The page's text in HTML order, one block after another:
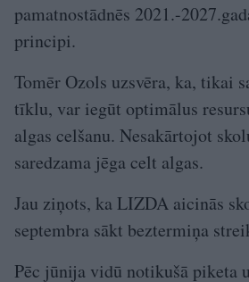
pamatnostādnēs 2021.-
principi.
Tomēr Ozols uzsvēra, ka, tikai
tīklu, var iegūt optimālus
algas celšanu. Nesakārtojot
saredzama jēga celt algas.
Jau ziņots, ka LIZDA aicinās
septembra sākt beztermiņa
Pēc jūnija vidū notikušā piketa